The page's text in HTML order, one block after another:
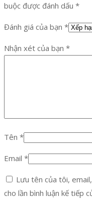
buộc được đánh dấu *
Đánh giá của bạn *
Nhận xét của bạn *
Tên *
Email *
Lưu tên của tôi,
cho lần bình luận kế tiếp